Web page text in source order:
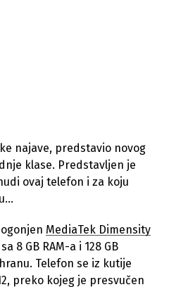
najave, predstavio novog
klase. Predstavljen je
ovaj telefon i za koju
MediaTek Dimensity
8 GB RAM-a i 128 GB
Telefon se iz kutije
preko kojeg je presvučen